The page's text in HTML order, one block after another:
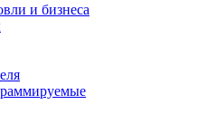
и бизнеса